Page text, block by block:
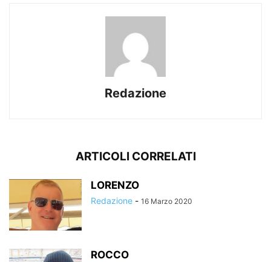
Redazione
ARTICOLI CORRELATI
LORENZO
Redazione - 16 Marzo 2020
ROCCO